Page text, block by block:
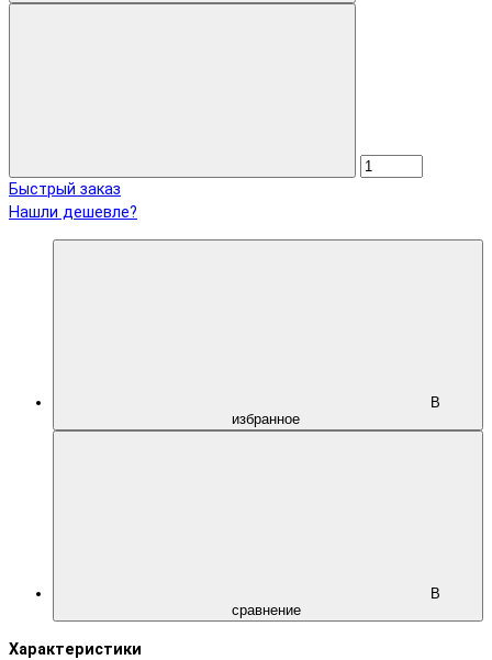
Быстрый заказ
Нашли дешевле?
В
избранное
В
сравнение
Характеристики